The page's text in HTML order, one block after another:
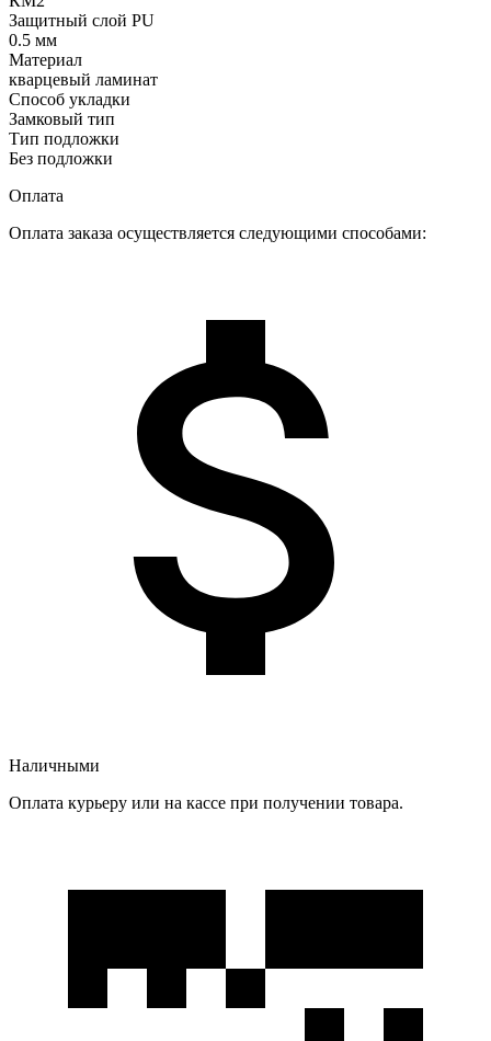
Защитный слой PU
0.5 мм
Материал
кварцевый ламинат
Способ укладки
Замковый тип
Тип подложки
Без подложки
Оплата
Оплата заказа осуществляется следующими способами:
Наличными
Оплата курьеру или на кассе при получении товара.